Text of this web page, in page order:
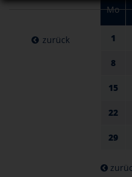
Mo
1
8
15
22
29
zurück